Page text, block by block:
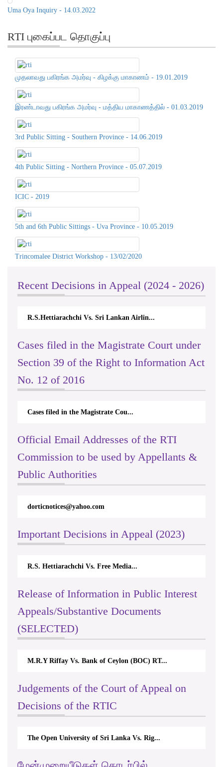
Uma Oya Inquiry - 14.03.2022
RTI புகைப்பட தொகுப்பு
முதலாவது பகிரங்க அமர்வு - கிழக்கு மாகாணம் - 19.01.2019
இரண்டாவது பகிரங்க அமர்வு - மத்திய மாகாணத்தில் - 01.03.2019
3rd Public Sitting - Southern Province - 14.06.2019
4th Public Sitting - Northern Province - 05.07.2019
ICIC - 2019
5th and 6th Public Sittings - Uva Province - 10.05.2019
Trincomalee District Workshop - 13/02/2020
Recent Decisions in Appeal (2024 - 2026)
R.S.Hettiarachchi Vs. Sri Lankan Airlin...
Cases filed in the Magistrate Court under
Section 39 of the Right to Information Act
No. 12 of 2016
Cases filed in the Magistrate Cou...
Official Email Addresses of the RTI
Commission to be used by Appellants &
Public Authorities
dorticnotices@yahoo.com
Important Decisions in Appeal (2023)
R.S. Hettiarachchi Vs. Free Media...
Release of Information in Public Interest
Appeals/Substantive Documents
(SELECTED)
M.R.Y Riffay Vs. Bank of Ceylon (BOC) RT...
Judgements of the Court of Appeal on
Decisions of the RTIC
The Open University of Sri Lanka Vs. Rig...